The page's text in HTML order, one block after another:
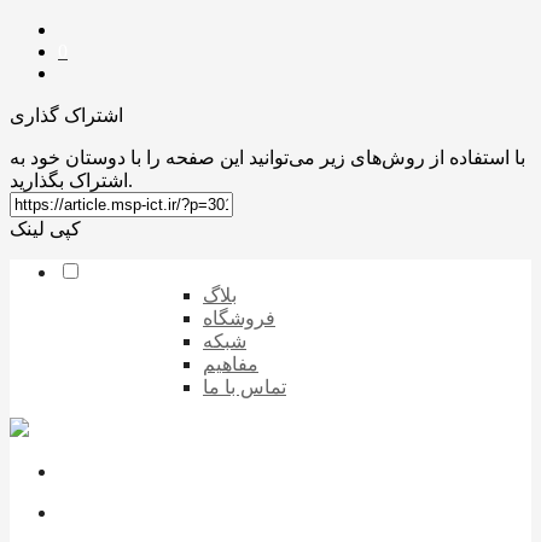
اشتراک گذاری
با استفاده از روش‌های زیر می‌توانید این صفحه را با دوستان خود به
اشتراک بگذارید.
کپی لینک
بلاگ
فروشگاه
شبکه
مفاهیم
تماس با ما